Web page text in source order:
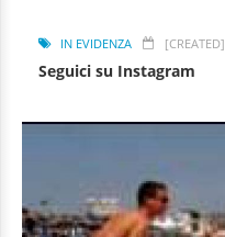
IN EVIDENZA [CREATED]
Seguici su Instagram